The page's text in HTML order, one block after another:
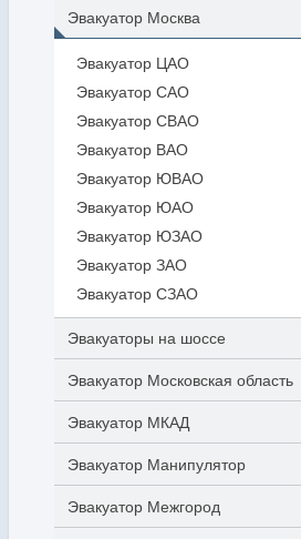
Эвакуатор Москва
Эвакуатор ЦАО
Эвакуатор САО
Эвакуатор СВАО
Эвакуатор ВАО
Эвакуатор ЮВАО
Эвакуатор ЮАО
Эвакуатор ЮЗАО
Эвакуатор ЗАО
Эвакуатор СЗАО
Эвакуаторы на шоссе
Эвакуатор Московская область
Эвакуатор МКАД
Эвакуатор Манипулятор
Эвакуатор Межгород